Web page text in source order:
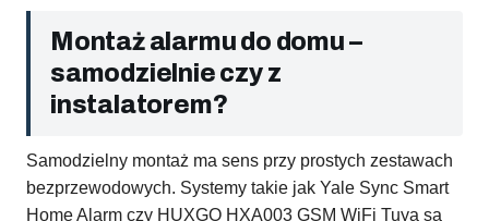
Montaż alarmu do domu –
samodzielnie czy z
instalatorem?
Samodzielny montaż ma sens przy prostych zestawach
bezprzewodowych. Systemy takie jak Yale Sync Smart
Home Alarm czy HUXGO HXA003 GSM WiFi Tuya są